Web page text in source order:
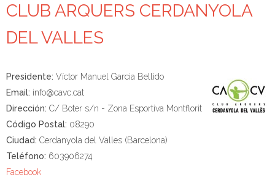
CLUB ARQUERS CERDANYOLA
DEL VALLES
Presidente: Víctor Manuel Garcia Bellido
Email: info@cavc.cat
Dirección: C/ Boter s/n - Zona Esportiva Montflorit
Código Postal: 08290
Ciudad: Cerdanyola del Valles (Barcelona)
Teléfono: 603906274
Facebook